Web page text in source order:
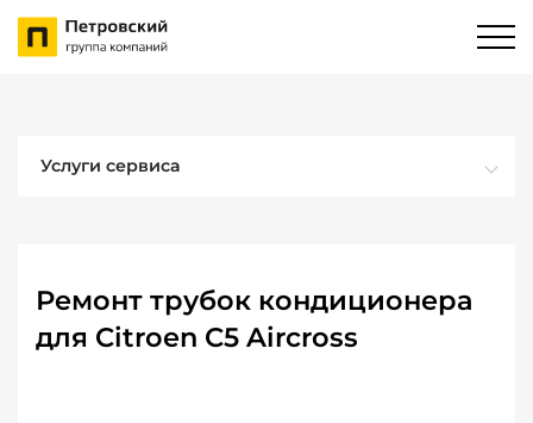
Услуги сервиса
Ремонт трубок кондиционера
для Citroen C5 Aircross